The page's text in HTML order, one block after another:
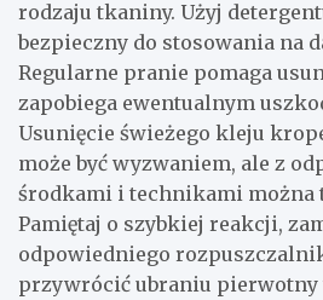
rodzaju tkaniny. Użyj
bezpieczny do stosowania na
Regularne pranie pomaga
zapobiega ewentualnym
Usunięcie świeżego kleju
może być wyzwaniem, ale z
środkami i technikami można
Pamiętaj o szybkiej reakcji,
odpowiedniego
przywrócić ubraniu pierwotny